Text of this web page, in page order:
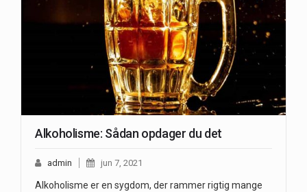
Alkoholisme: Sådan opdager du det
admin jun 7, 2021
Alkoholisme er en sygdom, der rammer rigtig mange